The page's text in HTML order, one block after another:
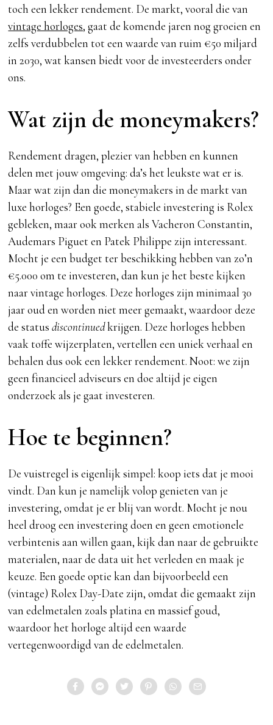
toch een lekker rendement. De markt, vooral die van
vintage horloges, gaat de komende jaren nog groeien en
zelfs verdubbelen tot een waarde van ruim €50 miljard
in 2030, wat kansen biedt voor de investeerders onder
ons.
Wat zijn de moneymakers?
Rendement dragen, plezier van hebben en kunnen
delen met jouw omgeving: da’s het leukste wat er is.
Maar wat zijn dan die moneymakers in de markt van
luxe horloges? Een goede, stabiele investering is Rolex
gebleken, maar ook merken als Vacheron Constantin,
Audemars Piguet en Patek Philippe zijn interessant.
Mocht je een budget ter beschikking hebben van zo’n
€5.000 om te investeren, dan kun je het beste kijken
naar vintage horloges. Deze horloges zijn minimaal 30
jaar oud en worden niet meer gemaakt, waardoor deze
de statusdiscontinuedkrijgen. Deze horloges hebben
vaak toffe wijzerplaten, vertellen een uniek verhaal en
behalen dus ook een lekker rendement. Noot: we zijn
geen financieel adviseurs en doe altijd je eigen
onderzoek als je gaat investeren.
Hoe te beginnen?
De vuistregel is eigenlijk simpel: koop iets dat je mooi
vindt. Dan kun je namelijk volop genieten van je
investering, omdat je er blij van wordt. Mocht je nou
heel droog een investering doen en geen emotionele
verbintenis aan willen gaan, kijk dan naar de gebruikte
materialen, naar de data uit het verleden en maak je
keuze. Een goede optie kan dan bijvoorbeeld een
(vintage) Rolex Day-Date zijn, omdat die gemaakt zijn
van edelmetalen zoals platina en massief goud,
waardoor het horloge altijd een waarde
vertegenwoordigd van de edelmetalen.